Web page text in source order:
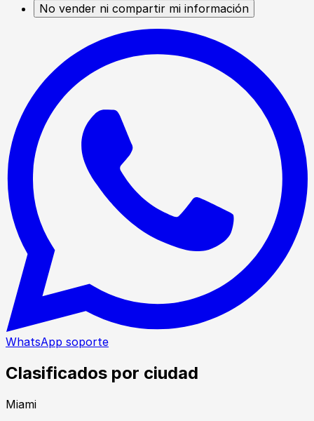
No vender ni compartir mi información
WhatsApp soporte
Clasificados por ciudad
Miami